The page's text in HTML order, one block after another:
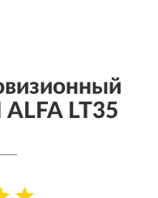
LT35